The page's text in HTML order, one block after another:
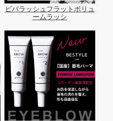
ビバラッシュフラットボリュ
ームラッシ